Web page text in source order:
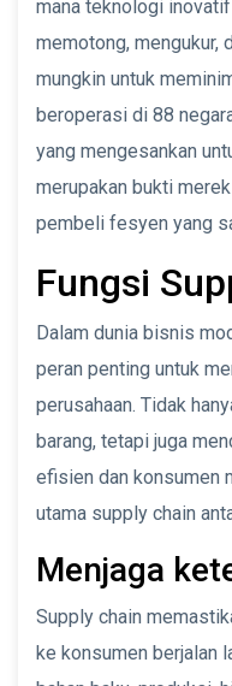
mana teknologi
memotong, mengukur,
mungkin untuk
beroperasi di 88
yang mengesankan
merupakan bukti
pembeli fesyen yang
Fungsi
Dalam dunia bisnis
peran penting untuk
perusahaan. Tidak
barang, tetapi juga
efisien dan konsumen
utama supply chain
Menjaga
Supply chain
ke konsumen berjalan